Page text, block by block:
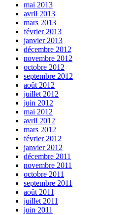
mai 2013
avril 2013
mars 2013
février 2013
janvier 2013
décembre 2012
novembre 2012
octobre 2012
septembre 2012
août 2012
juillet 2012
juin 2012
mai 2012
avril 2012
mars 2012
février 2012
janvier 2012
décembre 2011
novembre 2011
octobre 2011
septembre 2011
août 2011
juillet 2011
juin 2011